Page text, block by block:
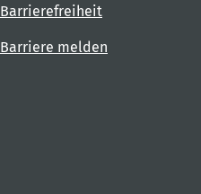
Barrierefreiheit
Barriere melden